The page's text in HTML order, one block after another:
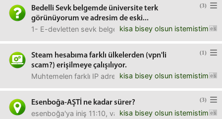
(3)
Bedelli Sevk belgemde üniversite terk
görünüyorum ve adresim de eski...
kisa bisey olsun istemistim
1- E-devletten sevk belgemi almak için giriş yaptım ve
(1)
Steam hesabıma farklı ülkelerden (vpn'li
scam?) erişilmeye çalışılıyor.
kisa bisey olsun istemistim
Muhtemelen farklı IP adreslerine sahip giriş denemeleri
(3)
Esenboğa-AŞTİ ne kadar sürer?
kisa bisey olsun istemistim
esenboğa'ya iniş 11:10, valiz alınacak banttan sonra